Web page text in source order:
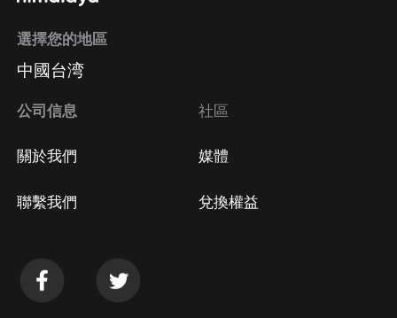
選擇您的地區
中國台湾
公司信息
關於我們
聯繫我們
社區
媒體
兌換權益